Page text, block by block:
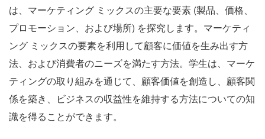
は、マーケティング ミックスの主要な要素 (製品、価格、
プロモーション、および場所) を探究します。マーケティ
ング ミックスの要素を利用して顧客に価値を生み出す方
法、および消費者のニーズを満たす方法。学生は、マーケ
ティングの取り組みを通じて、顧客価値を創造し、顧客関
係を築き、ビジネスの収益性を維持する方法についての知
識を得ることができます。